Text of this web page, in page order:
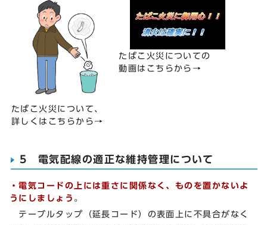
たばこ火災について、
詳しくはこちらから→
たばこ火災についての
動画はこちらから→
5 電気配線の適正な維持管理について
・電気コードの上には重さに関係なく、ものを置かないよ
うにしましょう 。
テーブルタップ（延長コード）の表面上に不具合がなく